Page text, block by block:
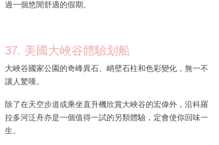
過一個悠閒舒適的假期。
37. 美國大峽谷體驗划船
大峽谷國家公園的奇峰異石、峭壁石柱和色彩變化，無一不
讓人驚嘆。
除了在天空步道或乘坐直升機欣賞大峽谷的宏偉外，沿科羅
拉多河泛舟亦是一個值得一試的另類體驗，定會使你回味一
生。